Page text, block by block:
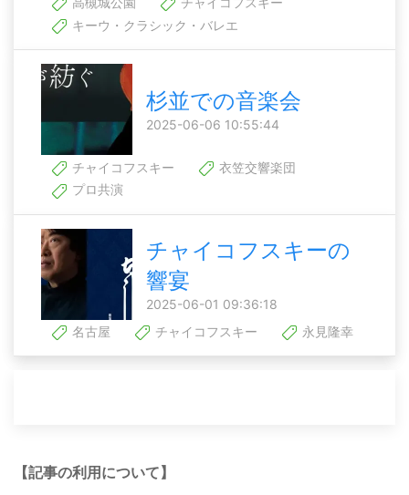
キーウ・クラシック・バレエ
杉並での音楽会
2025-06-06 10:55:44
チャイコフスキー
衣笠交響楽団
プロ共演
チャイコフスキーの
響宴
2025-06-01 09:36:18
名古屋
チャイコフスキー 永見隆幸
【記事の利用について】